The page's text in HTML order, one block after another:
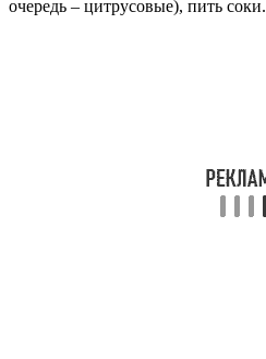
очередь – цитрусовые), пить соки.